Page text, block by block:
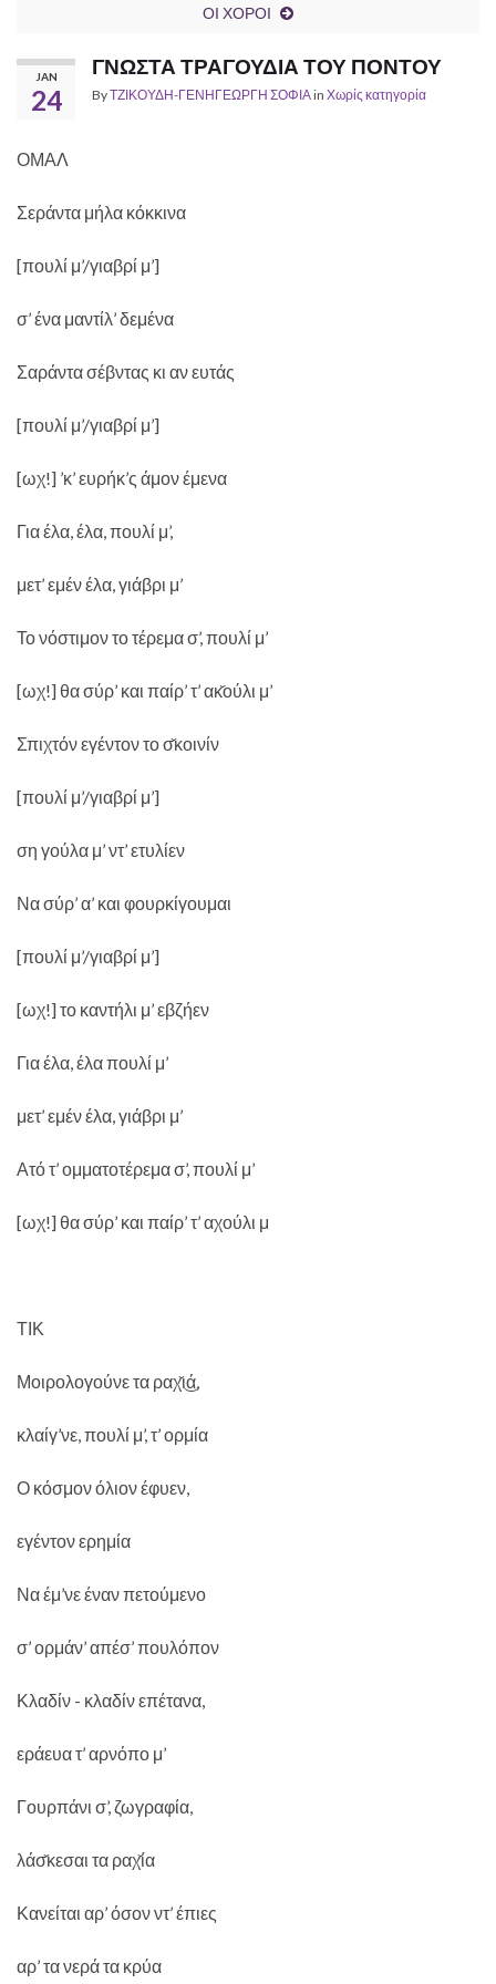
ΟΙ ΧΟΡΟΙ
JAN
24
ΓΝΩΣΤΑ ΤΡΑΓΟΥΔΙΑ ΤΟΥ ΠΟΝΤΟΥ
ByΤΖΙΚΟΥΔΗ-ΓΕΝΗΓΕΩΡΓΗ ΣΟΦΙΑin Χωρίς κατηγορία
ΟΜΑΛ
Σεράντα μήλα κόκκινα
[πουλί μ’/γιαβρί μ’]
σ’ ένα μαντίλ’ δεμένα
Σαράντα σέβντας κι αν ευτάς
[πουλί μ’/γιαβρί μ’]
[ωχ!] ’κ’ ευρήκ’ς άμον έμενα
Για έλα, έλα, πουλί μ’,
μετ’ εμέν έλα, γιάβρι μ’
Το νόστιμον το τέρεμα σ’, πουλί μ’
[ωχ!] θα σύρ’ και παίρ’ τ’ ακ̌ούλι μ’
Σπιχτόν εγέντον το σ̌κοινίν
[πουλί μ’/γιαβρί μ’]
ση γούλα μ’ ντ’ ετυλίεν
Να σύρ’ α’ και φουρκίγουμαι
[πουλί μ’/γιαβρί μ’]
[ωχ!] το καντήλι μ’ εβζήεν
Για έλα, έλα πουλί μ’
μετ’ εμέν έλα, γιάβρι μ’
Ατό τ’ ομματοτέρεμα σ’, πουλί μ’
[ωχ!] θα σύρ’ και παίρ’ τ’ αχούλι μ
ΤΙΚ
Μοιρολογούνε τα ραχ̌ι͜ά,
κλαίγ’νε, πουλί μ’, τ’ ορμία
Ο κόσμον όλιον έφυεν,
εγέντον ερημία
Να έμ’νε έναν πετούμενο
σ’ ορμάν’ απέσ’ πουλόπον
Κλαδίν - κλαδίν επέτανα,
εράευα τ’ αρνόπο μ’
Γουρπάνι σ’, ζωγραφία,
λάσ̌κεσαι τα ραχ̌ία
Κανείται αρ’ όσον ντ’ έπιες
αρ’ τα νερά τα κρύα